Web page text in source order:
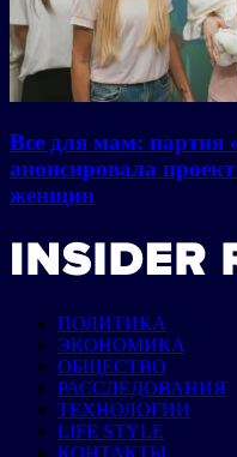
Все для мам: партия
анонсировала
женщин
ПОЛИТИКА
ЭКОНОМИКА
ОБЩЕСТВО
РАССЛЕДОВАНИЯ
ТЕХНОЛОГИИ
LIFE STYLE